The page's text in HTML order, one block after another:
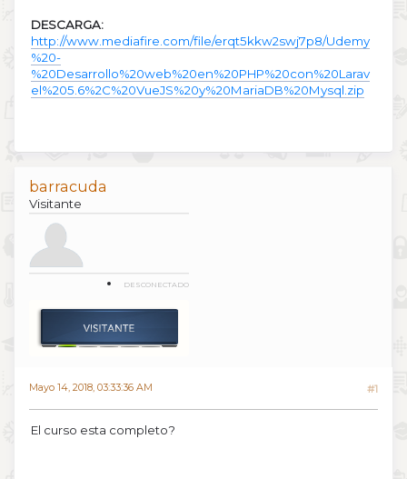
DESCARGA:
http://www.mediafire.com/file/erqt5kkw2swj7p8/Udemy
%20-
%20Desarrollo%20web%20en%20PHP%20con%20Larav
el%205.6%2C%20VueJS%20y%20MariaDB%20Mysql.zip
barracuda
Visitante
DESCONECTADO
Mayo 14, 2018, 03:33:36 AM #1
El curso esta completo?